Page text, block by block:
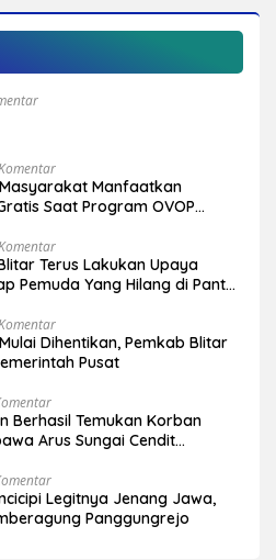
Manfaatkan
Saat Program OVOP
Terus Lakukan Upaya
Pemuda Yang Hilang di Pantai
Dihentikan, Pemkab Blitar
Pusat
Berhasil Temukan Korban
Arus Sungai Cendit
Legitnya Jenang Jawa,
Panggungrejo